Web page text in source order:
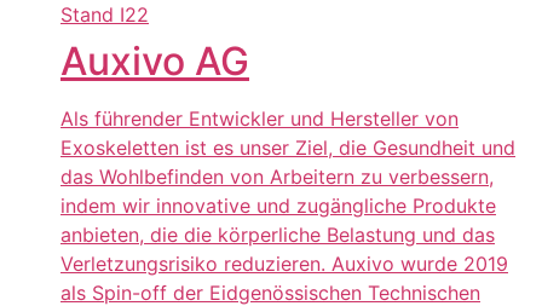
Stand I22
Auxivo AG
Als führender Entwickler und Hersteller von
Exoskeletten ist es unser Ziel, die Gesundheit und
das Wohlbefinden von Arbeitern zu verbessern,
indem wir innovative und zugängliche Produkte
anbieten, die die körperliche Belastung und das
Verletzungsrisiko reduzieren. Auxivo wurde 2019
als Spin-off der Eidgenössischen Technischen